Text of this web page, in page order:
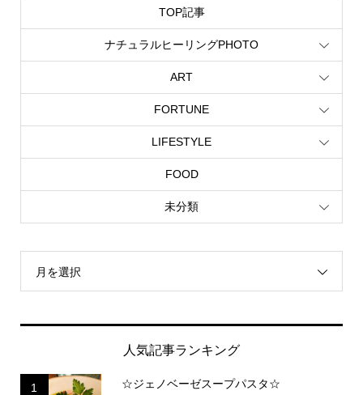
TOP記事
ナチュラルヒーリングPHOTO
ART
FORTUNE
LIFESTYLE
FOOD
未分類
月を選択
人気記事ランキング
1 ☆ジェノベーゼスープパスタ☆